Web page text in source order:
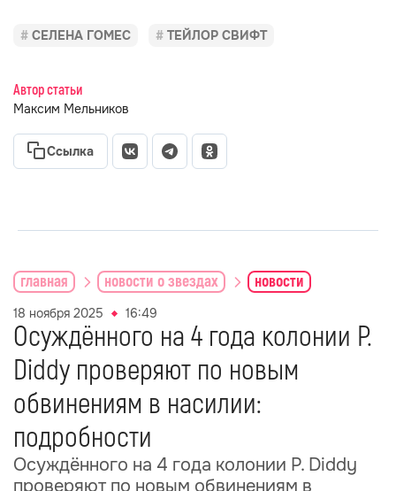
СЕЛЕНА ГОМЕС ТЕЙЛОР СВИФТ
Автор статьи
Максим Мельников
Ссылка
главная новости о звездах новости
18 ноября 2025 16:49
Осуждённого на 4 года колонии P.
Diddy проверяют по новым
обвинениям в насилии:
подробности
Осуждённого на 4 года колонии P. Diddy
проверяют по новым обвинениям в